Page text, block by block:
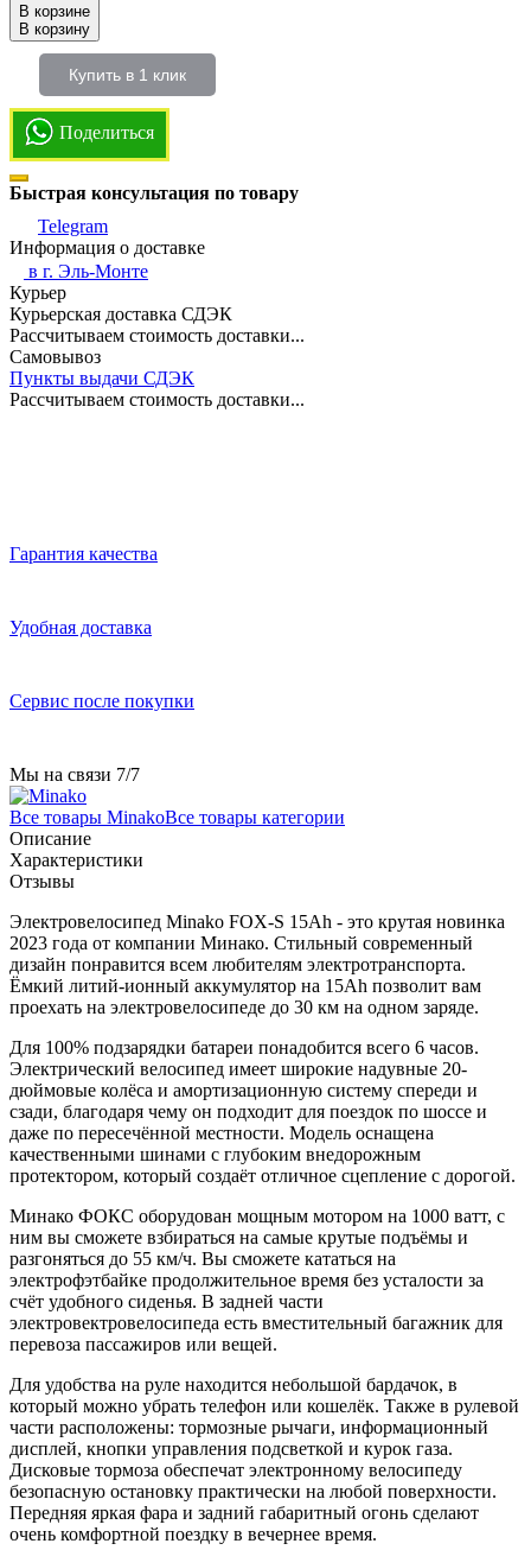
В корзине
В корзину
Купить в 1 клик
Поделиться
Быстрая консультация по товару
Telegram
Информация о доставке
в г. Эль-Монте
Курьер
Курьерская доставка СДЭК
Рассчитываем стоимость доставки...
Самовывоз
Пункты выдачи СДЭК
Рассчитываем стоимость доставки...
Гарантия качества
Удобная доставка
Сервис после покупки
Мы на связи 7/7
Все товары MinakoВсе товары категории
Описание
Характеристики
Отзывы
Электровелосипед Minako FOX-S 15Ah - это крутая новинка
2023 года от компании Минако. Стильный современный
дизайн понравится всем любителям электротранспорта.
Ёмкий литий-ионный аккумулятор на 15Ah позволит вам
проехать на электровелосипеде до 30 км на одном заряде.
Для 100% подзарядки батареи понадобится всего 6 часов.
Электрический велосипед имеет широкие надувные 20-
дюймовые колёса и амортизационную систему спереди и
сзади, благодаря чему он подходит для поездок по шоссе и
даже по пересечённой местности. Модель оснащена
качественными шинами с глубоким внедорожным
протектором, который создаёт отличное сцепление с дорогой.
Минако ФОКС оборудован мощным мотором на 1000 ватт, с
ним вы сможете взбираться на самые крутые подъёмы и
разгоняться до 55 км/ч. Вы сможете кататься на
электрофэтбайке продолжительное время без усталости за
счёт удобного сиденья. В задней части
электровектровелосипеда есть вместительный багажник для
перевоза пассажиров или вещей.
Для удобства на руле находится небольшой бардачок, в
который можно убрать телефон или кошелёк. Также в рулевой
части расположены: тормозные рычаги, информационный
дисплей, кнопки управления подсветкой и курок газа.
Дисковые тормоза обеспечат электронному велосипеду
безопасную остановку практически на любой поверхности.
Передняя яркая фара и задний габаритный огонь сделают
очень комфортной поездку в вечернее время.